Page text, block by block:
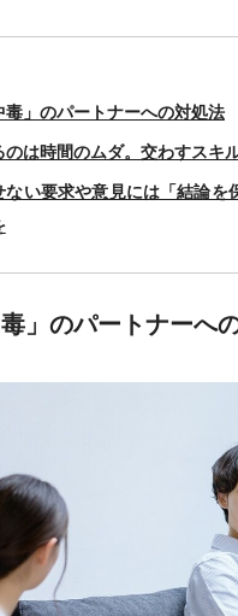
毒」のパートナーへの対処法
のは時間のムダ。交わすスキ
ない要求や意見には「結論を
毒」のパートナーへ